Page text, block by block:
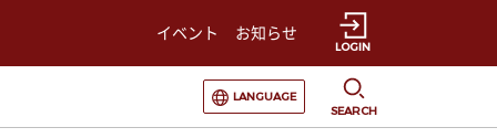
イベント お知らせ
LOGIN
選択すると言語の切替が発生します
LANGUAGE
SEARCH